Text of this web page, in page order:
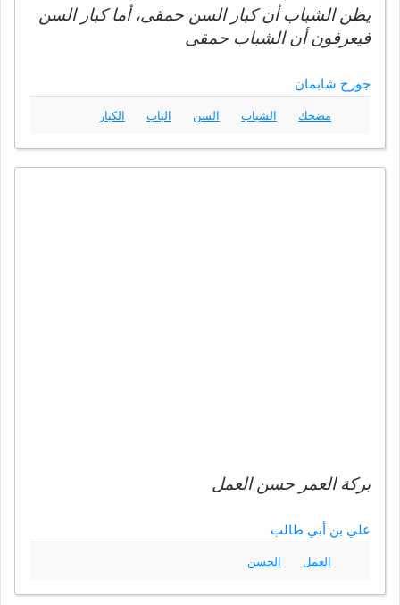
يظن الشباب أن كبار السن حمقى، أما كبار السن
فيعرفون أن الشباب حمقى
جورج شابمان
مضحك الشباب السن الباب الكبار
بركة العمر حسن العمل
علي بن أبي طالب
العمل الحسن